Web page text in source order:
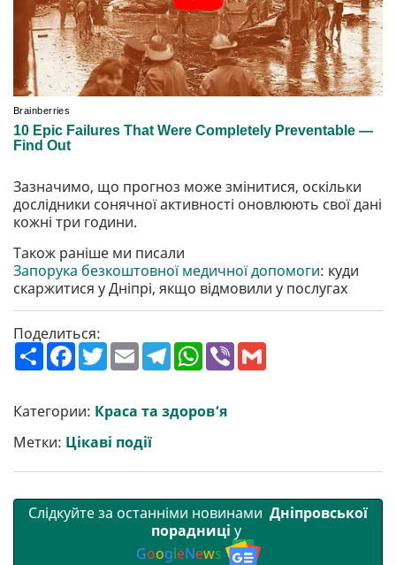
Зазначимо, що прогноз може змінитися, оскільки
дослідники сонячної активності оновлюють свої дані
кожні три години.
Також раніше ми писали
Запорука безкоштовної медичної допомоги: куди
скаржитися у Дніпрі, якщо відмовили у послугах
Поделиться:
П
о
р
и
т
и
F
a
b
o
o
k
T
w
t
e
r
E
m
l
T
e
g
r
W
h
s
A
V
Категории: Краса та здоров’я
Метки: Цікаві події
Слідкуйте за останніми новинами Дніпровської
порадниці у
GoogleNews